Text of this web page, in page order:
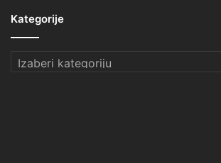
Kategorije
Kategorije